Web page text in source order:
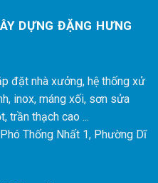
DỰNG ĐẶNG HƯNG
đặt nhà xưởng, hệ thống xử
inox, máng xối, sơn sửa
trần thạch cao ...
Thống Nhất 1, Phường Dĩ